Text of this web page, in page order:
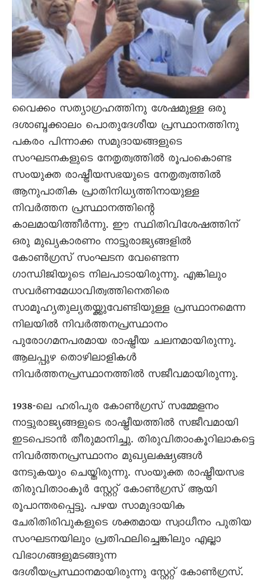
വൈക്കം സത്യാഗ്രഹത്തിനു ശേഷമുള്ള ഒരു
ദശാബ്ദക്കാലം പൊതുദേശീയ പ്രസ്ഥാനത്തിനു
പകരം പിന്നാക്ക സമുദായങ്ങളുടെ
സംഘടനകളുടെ നേതൃത്വത്തിൽ രൂപംകൊണ്ട
സംയുക്ത രാഷ്ട്രീയസഭയുടെ നേതൃത്വത്തിൽ
ആനുപാതിക പ്രാതിനിധ്യത്തിനായുള്ള
നിവർത്തന പ്രസ്ഥാനത്തിന്റെ
കാലമായിത്തീർന്നു. ഈ സ്ഥിതിവിശേഷത്തിന്
ഒരു മുഖ്യകാരണം നാട്ടുരാജ്യങ്ങളിൽ
കോൺഗ്രസ് സംഘടന വേണ്ടെന്ന
ഗാന്ധിജിയുടെ നിലപാടായിരുന്നു. എങ്കിലും
സവർണമേധാവിത്വത്തിനെതിരെ
സാമൂഹ്യതുല്യതയ്ക്കുവേണ്ടിയുള്ള പ്രസ്ഥാനമെന്ന
നിലയിൽ നിവർത്തനപ്രസ്ഥാനം
പുരോഗമനപരമായ രാഷ്ട്രീയ ചലനമായിരുന്നു.
ആലപ്പുഴ തൊഴിലാളികൾ
നിവർത്തനപ്രസ്ഥാനത്തിൽ സജീവമായിരുന്നു.
1938-ലെ ഹരിപുര കോൺഗ്രസ് സമ്മേളനം
നാട്ടുരാജ്യങ്ങളുടെ രാഷ്ട്രീയത്തിൽ സജീവമായി
ഇടപെടാൻ തീരുമാനിച്ചു. തിരുവിതാംകൂറിലാകട്ടെ
നിവർത്തനപ്രസ്ഥാനം മുഖ്യലക്ഷ്യങ്ങൾ
നേടുകയും ചെയ്തിരുന്നു. സംയുക്ത രാഷ്ട്രീയസഭ
തിരുവിതാംകൂർ സ്റ്റേറ്റ് കോൺഗ്രസ് ആയി
രൂപാന്തരപ്പെട്ടു. പഴയ സാമുദായിക
ചേരിതിരിവുകളുടെ ശക്തമായ സ്വാധീനം പുതിയ
സംഘടനയിലും പ്രതിഫലിച്ചെങ്കിലും എല്ലാ
വിഭാഗങ്ങളുമടങ്ങുന്ന
ദേശീയപ്രസ്ഥാനമായിരുന്നു സ്റ്റേറ്റ് കോൺഗ്രസ്.